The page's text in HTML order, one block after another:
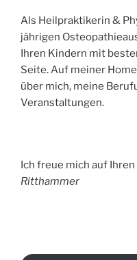
Als Heilpraktikerin &
jährigen
Ihren Kindern mit
Seite. Auf meiner
über mich, meine
Veranstaltungen.
Ich freue mich auf
Ritthammer